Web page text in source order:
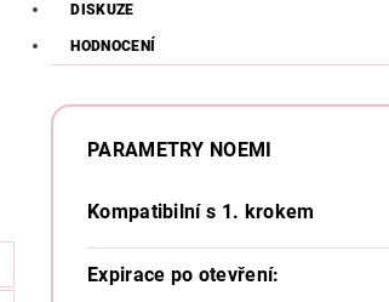
DISKUZE
HODNOCENÍ
PARAMETRY NOEMI
Kompatibilní s 1. krokem
Expirace po otevření: